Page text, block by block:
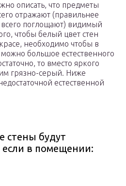
описать, что предметы
отражают (правильнее
всего поглощают) видимый
чтобы белый цвет стен
необходимо чтобы в
большое естественного
то вместо яркого
грязно-серый. Ниже
естественной
стены будут
если в помещении: